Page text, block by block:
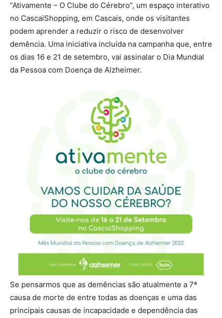
“Ativamente – O Clube do Cérebro”, um espaço interativo
no CascaiShopping, em Cascais, onde os visitantes
podem aprender a reduzir o risco de desenvolver
demência. Uma iniciativa incluída na campanha que, entre
os dias 16 e 21 de setembro, vai assinalar o Dia Mundial
da Pessoa com Doença de Alzheimer.
Se pensarmos que as demências são atualmente a 7ª
causa de morte de entre todas as doenças e uma das
principais causas de incapacidade e dependência das